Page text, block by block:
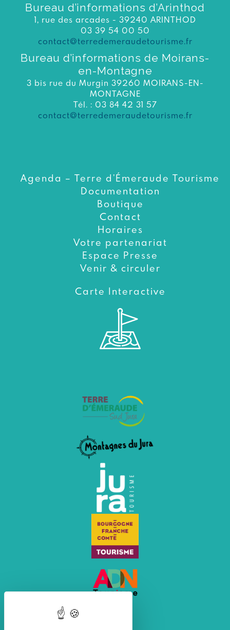
Bureau d’informations d’Arinthod
1, rue des arcades - 39240 ARINTHOD
03 39 54 00 50
contact@terredemeraudetourisme.fr
Bureau d’informations de Moirans-
en-Montagne
3 bis rue du Murgin 39260 MOIRANS-EN-
MONTAGNE
Tél. : 03 84 42 31 57
contact@terredemeraudetourisme.fr
Agenda – Terre d’Émeraude Tourisme
Documentation
Boutique
Contact
Horaires
Votre partenariat
Espace Presse
Venir & circuler
Carte Interactive